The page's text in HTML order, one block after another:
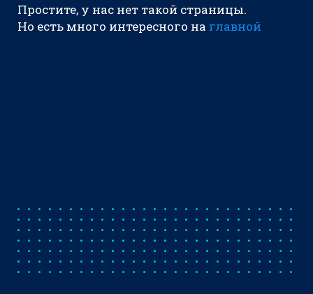
Простите, у нас нет такой страницы.
Но есть много интересного на главной